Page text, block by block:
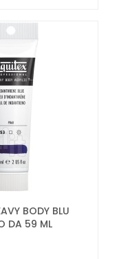
BODY BLU
DA 59 ML